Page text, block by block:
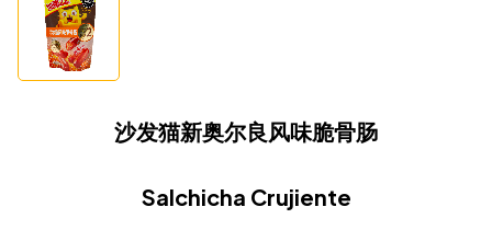
沙发猫新奥尔良风味脆骨肠
Salchicha Crujiente